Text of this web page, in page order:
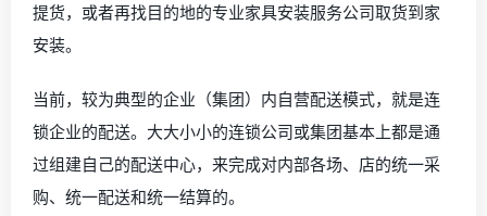
提货，或者再找目的地的专业家具安装服务公司取货到家
安装。
当前，较为典型的企业（集团）内自营配送模式，就是连
锁企业的配送。大大小小的连锁公司或集团基本上都是通
过组建自己的配送中心，来完成对内部各场、店的统一采
购、统一配送和统一结算的。